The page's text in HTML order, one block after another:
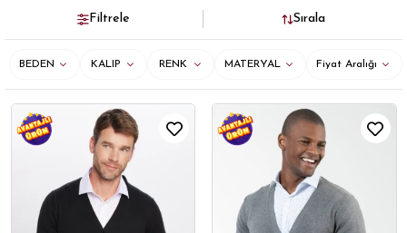
Filtrele Sırala
BEDEN KALIP RENK MATERYAL Fiyat Aralığı